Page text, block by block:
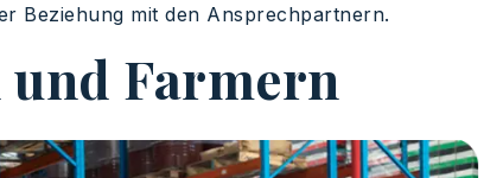
Beziehung mit den Ansprechpartnern.
und Farmern